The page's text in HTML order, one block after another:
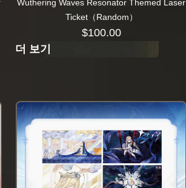
Wuthering Waves Resonator Themed Laser
Ticket（Random）
$100.00
더 보기